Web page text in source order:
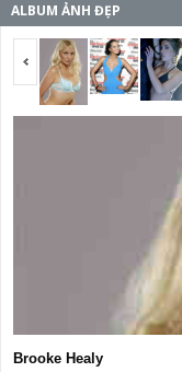
ALBUM ẢNH ĐẸP
<span></span>
Brooke Healy